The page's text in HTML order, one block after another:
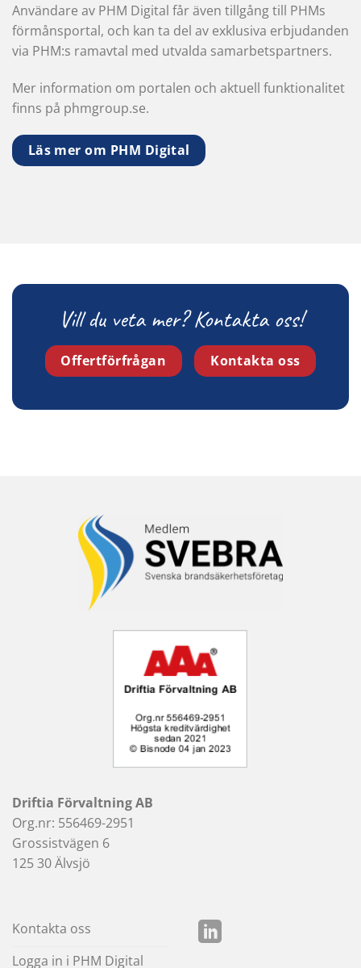
Användare av PHM Digital får även tillgång till PHMs
förmånsportal, och kan ta del av exklusiva erbjudanden
via PHM:s ramavtal med utvalda samarbetspartners.
Mer information om portalen och aktuell funktionalitet
finns på phmgroup.se.
Läs mer om PHM Digital
Vill du veta mer? Kontakta oss!
Offertförfrågan Kontakta oss
Driftia Förvaltning AB
Org.nr: 556469-2951
Grossistvägen 6
125 30 Älvsjö
Kontakta oss
Logga in i PHM Digital